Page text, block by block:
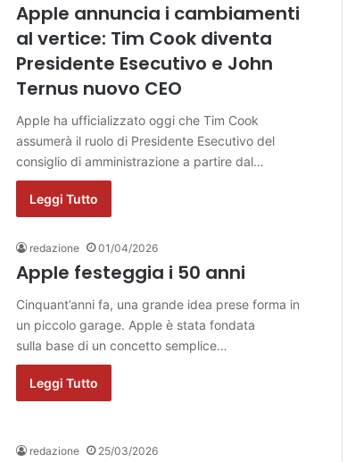
Apple annuncia i cambiamenti
al vertice: Tim Cook diventa
Presidente Esecutivo e John
Ternus nuovo CEO
Apple ha ufficializzato oggi che Tim Cook
assumerà il ruolo di Presidente Esecutivo del
consiglio di amministrazione a partire dal…
Leggi Tutto
redazione 01/04/2026
Apple festeggia i 50 anni
Cinquant’anni fa, una grande idea prese forma in
un piccolo garage. Apple è stata fondata
sulla base di un concetto semplice…
Leggi Tutto
redazione 25/03/2026